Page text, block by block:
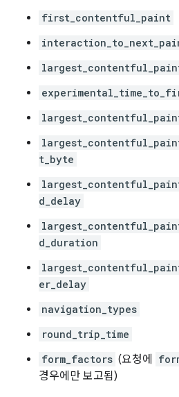
first_contentful_paint
t_byte
d_delay
d_duration
er_delay
navigation_types
round_trip_time
form_factors (요청에
경우에만 보고됨)